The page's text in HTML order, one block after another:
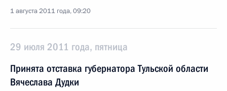
1 августа 2011 года, 09:20
29 июля 2011 года, пятница
Принята отставка губернатора Тульской области
Вячеслава Дудки